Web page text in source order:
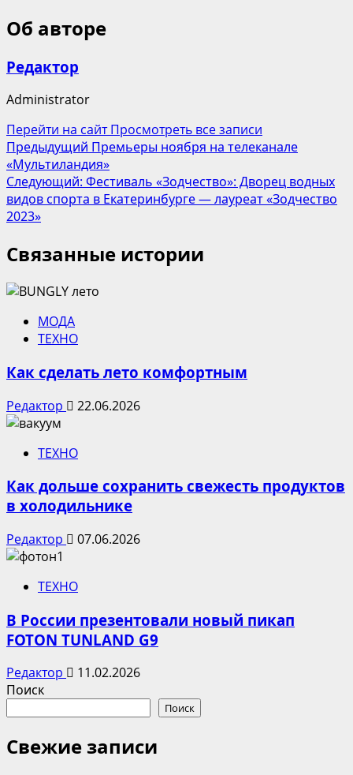
Об авторе
Редактор
Administrator
Перейти на сайтПросмотреть все записи
Навигация
записи
Предыдущий Премьеры ноября на телеканале
«Мультиландия»
Следующий: Фестиваль «Зодчество»: Дворец водных
видов спорта в Екатеринбурге — лауреат «Зодчество
2023»
Связанные истории
МОДА
ТЕХНО
Как сделать лето комфортным
Редактор 22.06.2026
ТЕХНО
Как дольше сохранить свежесть продуктов
в холодильнике
Редактор 07.06.2026
ТЕХНО
В России презентовали новый пикап
FOTON TUNLAND G9
Редактор
11.02.2026
Поиск
Поиск
Свежие записи